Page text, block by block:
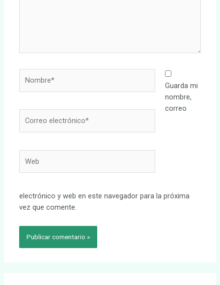
electrónico*
Guarda mi
nombre,
correo
electrónico y web en este navegador para la próxima
vez que comente.